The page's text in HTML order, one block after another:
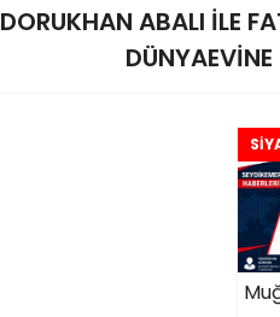
DORUKHAN ABALI İLE